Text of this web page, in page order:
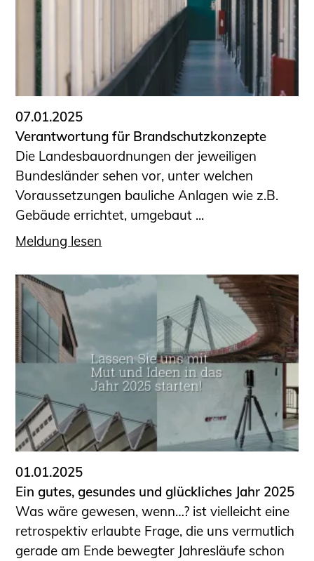
07.01.2025
Verantwortung für Brandschutzkonzepte
Die Landesbauordnungen der jeweiligen
Bundesländer sehen vor, unter welchen
Voraussetzungen bauliche Anlagen wie z.B.
Gebäude errichtet, umgebaut ...
Meldung lesen
01.01.2025
Ein gutes, gesundes und glückliches Jahr 2025
Was wäre gewesen, wenn…? ist vielleicht eine
retrospektiv erlaubte Frage, die uns vermutlich
gerade am Ende bewegter Jahresläufe schon